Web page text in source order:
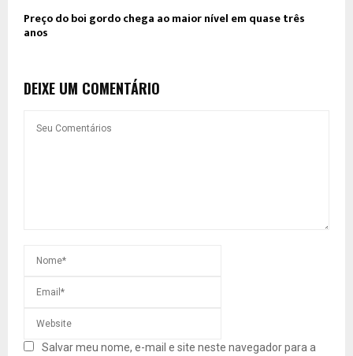
Preço do boi gordo chega ao maior nível em quase três
anos
DEIXE UM COMENTÁRIO
Salvar meu nome, e-mail e site neste navegador para a